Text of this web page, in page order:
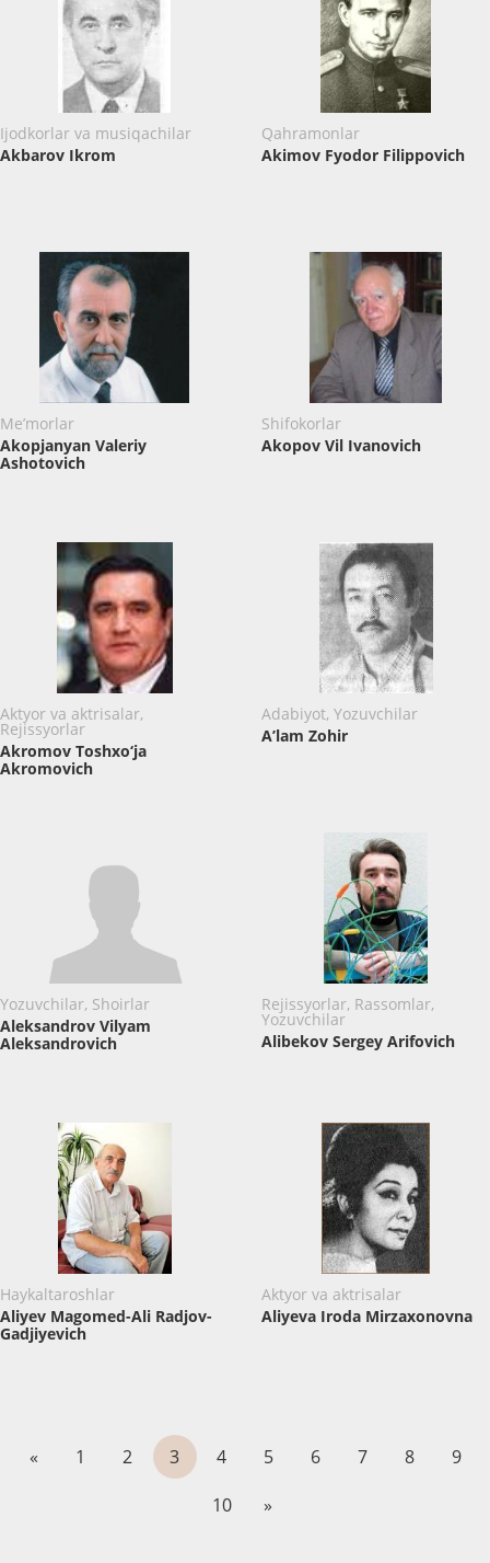
Ijodkorlar va musiqachilar
Akbarov Ikrom
Qahramonlar
Akimov Fyodor Filippovich
Me’morlar
Akopjanyan Valeriy
Ashotovich
Shifokorlar
Akopov Vil Ivanovich
Aktyor va aktrisalar,
Rejissyorlar
Akromov Toshxo‘ja
Akromovich
Adabiyot, Yozuvchilar
A’lam Zohir
Yozuvchilar, Shoirlar
Aleksandrov Vilyam
Aleksandrovich
Rejissyorlar, Rassomlar,
Yozuvchilar
Alibekov Sergey Arifovich
Haykaltaroshlar
Aliyev Magomed-Ali Radjov-
Gadjiyevich
Aktyor va aktrisalar
Aliyeva Iroda Mirzaxonovna
« 1 2 3 4 5 6 7 8
9
10
»